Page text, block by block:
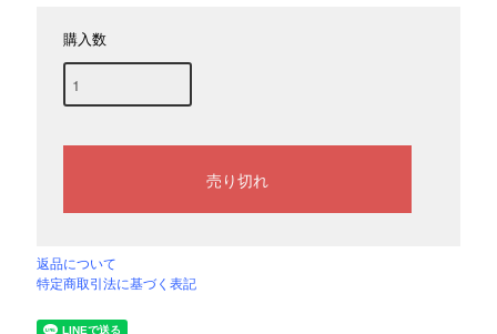
購入数
返品について
特定商取引法に基づく表記